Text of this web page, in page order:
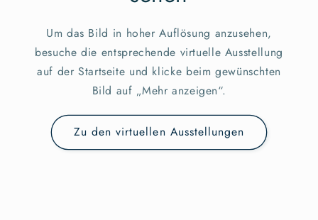
Um das Bild in hoher Auflösung anzusehen,
besuche die entsprechende virtuelle Ausstellung
auf der Startseite und klicke beim gewünschten
Bild auf „Mehr anzeigen“.
Zu den virtuellen Ausstellungen